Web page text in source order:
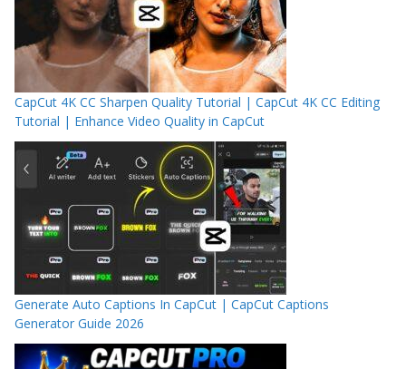
CapCut 4K CC Sharpen Quality Tutorial | CapCut 4K CC Editing
Tutorial | Enhance Video Quality in CapCut
Generate Auto Captions In CapCut | CapCut Captions
Generator Guide 2026